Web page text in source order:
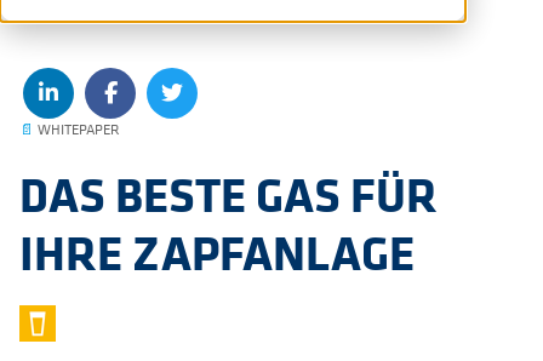
📄 WHITEPAPER
DAS BESTE GAS FÜR
IHRE ZAPFANLAGE